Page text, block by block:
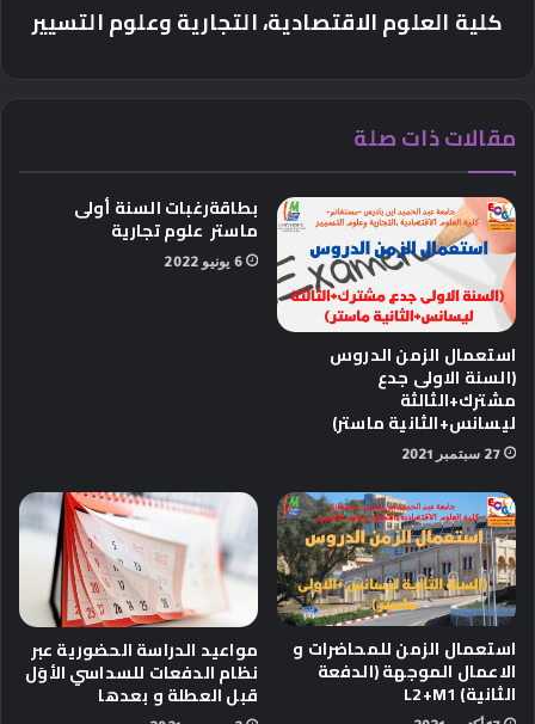
كلية العلوم الاقتصادية، التجارية وعلوم التسيير
مقالات ذات صلة
استعمال الزمن الدروس
(السنة الاولى جدع
مشترك+الثالثة
ليسانس+الثانية ماستر)
27 سبتمبر 2021
بطاقةرغبات السنة أولى
ماستر علوم تجارية
6 يونيو 2022
استعمال الزمن للمحاضرات و
الاعمال الموجهة (الدفعة
الثانية) L2+M1
مواعيد الدراسة الحضورية عبر
نظام الدفعات للسداسي الأوَل
قبل العطلة و بعدها